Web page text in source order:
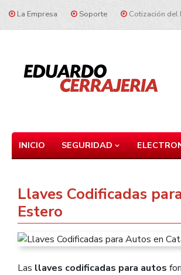
La Empresa Soporte Cotización del
INICIO SEGURIDAD
Llaves Codificadas
Estero
Las llaves codificadas para autos